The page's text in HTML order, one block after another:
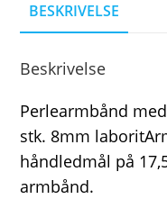
BESKRIVELSE
Beskrivelse
Perlearmbånd
stk. 8mm
håndledmål på
armbånd.